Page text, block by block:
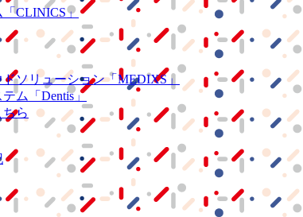
「CLINICS」
ソリューション「MEDIXS」
ム
「Dentis」
ら